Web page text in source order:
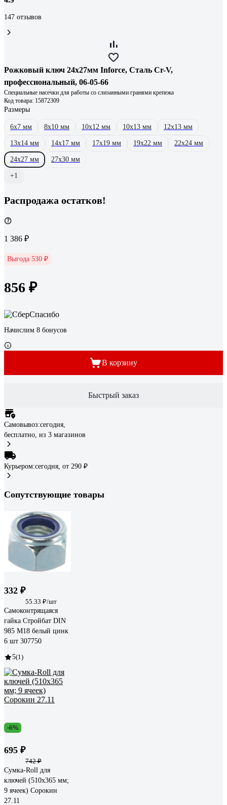
147 отзывов
Рожковый ключ 24x27мм Inforce, Сталь Cr-V,
профессиональный, 06-05-66
Специальные насечки для работы со слизанными гранями крепежа
Код товара: 15872309
Размеры
6х7 мм 8х10 мм 10х12 мм 10х13 мм 12х13 мм
13х14 мм 14х17 мм 17х19 мм 19х22 мм 22х24 мм
24х27 мм 27х30 мм
+1
Распродажа остатков!
1 386 ₽
Выгода 530 ₽
856 ₽
Начислим 8 бонусов
В корзину
Быстрый заказ
Самовывоз:сегодня,
бесплатно, из 3 магазинов
Курьером:сегодня, от 290 ₽
Сопутствующие товары
332 ₽
55.33 ₽/шт
Самоконтрящаяся
гайка Стройбат DIN
985 М18 белый цинк
6 шт 307750
5(1)
-6%
695 ₽
742 ₽
Сумка-Roll для
ключей (510х365 мм;
9 ячеек) Сорокин
27.11